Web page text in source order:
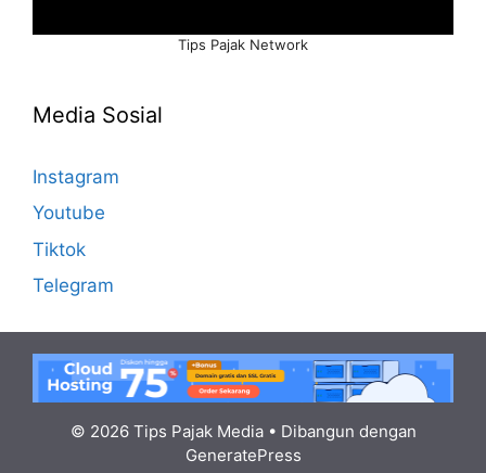
Tips Pajak Network
Media Sosial
Instagram
Youtube
Tiktok
Telegram
© 2026 Tips Pajak Media• Dibangun dengan
GeneratePress